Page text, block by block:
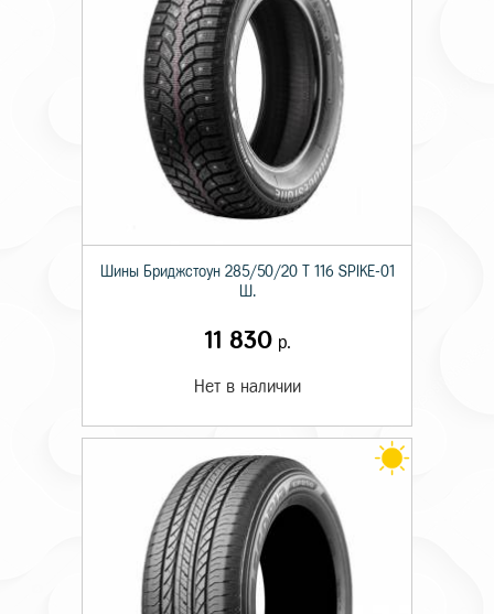
Шины Бриджстоун 285/50/20 T 116 SPIKE-01
Ш.
11 830р.
Нет в наличии